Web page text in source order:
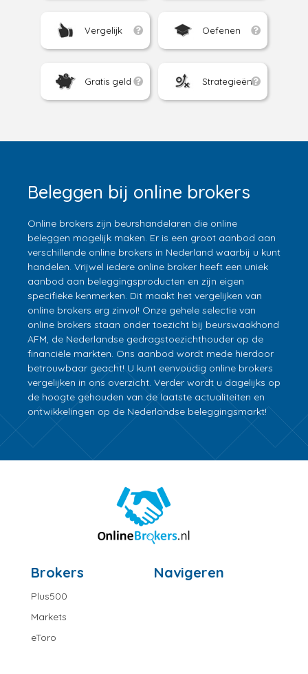
Vergelijk Oefenen
Gratis geld Strategieën
Beleggen bij online brokers
Online brokers zijn beurshandelaren die online
beleggen mogelijk maken. Er is een groot aanbod aan
verschillende online brokers in Nederland waarbij u kunt
handelen. Vrijwel iedere online broker heeft een uniek
aanbod aan beleggingsproducten en zijn eigen
specifieke kenmerken. Dit maakt het vergelijken van
online brokers erg zinvol! Onze gehele selectie van
online brokers staan onder toezicht bij beurswaakhond
AFM, de Nederlandse gedragstoezichthouder op de
financiële markten. Ons aanbod wordt mede hierdoor
betrouwbaar geacht! U kunt eenvoudig online brokers
vergelijken in ons overzicht. Verder wordt u dagelijks op
de hoogte gehouden van de laatste actualiteiten en
ontwikkelingen op de Nederlandse beleggingsmarkt!
Brokers
Plus500
Markets
eToro
Navigeren